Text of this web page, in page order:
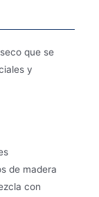
que se
y
de madera
con